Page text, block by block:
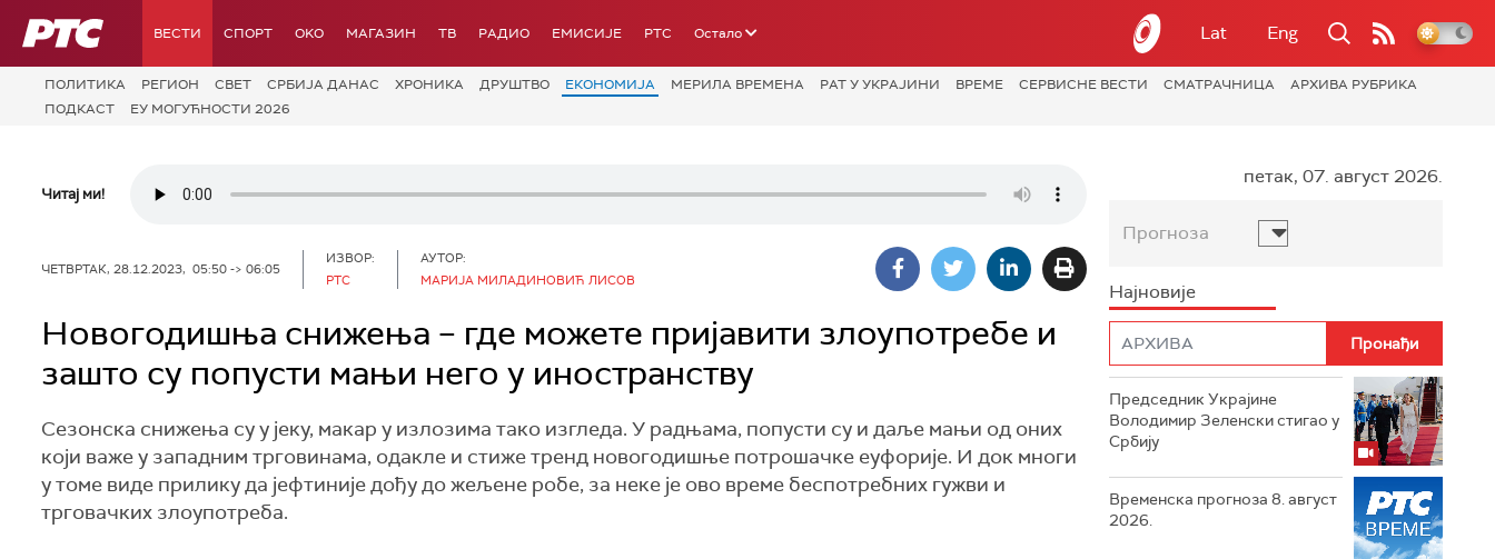
РТС ВЕСТИ СПОРТ OKO МАГАЗИН ТВ РАДИО ЕМИСИЈЕ РТС Остало Lat Eng
ПОЛИТИКА РЕГИОН СВЕТ СРБИЈА ДАНАС ХРОНИКА ДРУШТВО ЕКОНОМИЈА МЕРИЛА ВРЕМЕНА РАТ У УКРАЈИНИ ВРЕМЕ СЕРВИСНЕ ВЕСТИ СМАТРАЧНИЦА
АРХИВА РУБРИКА
ПОДКАСТ
ЕУ МОГУЋНОСТИ 2026
Читај ми!
ЧЕТВРТАК, 28.12.2023, 05:50 -> 06:05
ИЗВОР:
РТС
АУТОР:
МАРИЈА МИЛАДИНОВИЋ ЛИСОВ
Новогодишња снижења – где можете пријавити злоупотребе и
зашто су попусти мањи него у иностранству
Сезонска снижења су у јеку, макар у излозима тако изгледа. У радњама, попусти су и даље мањи од оних
који важе у западним трговинама, одакле и стиже тренд новогодишње потрошачке еуфорије. И док многи
у томе виде прилику да јефтиније дођу до жељене робе, за неке је ово време беспотребних гужви и
трговачких злоупотреба.
петак, 07. август 2026.
Прогноза
Најновије
Председник Украјине
Володимир Зеленски стигао у
Србију
Временска прогноза 8. август
2026.